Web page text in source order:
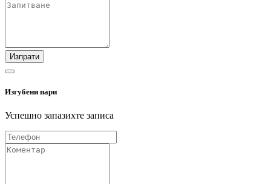
Изпрати
Изгубени пари
Успешно запазихте записа